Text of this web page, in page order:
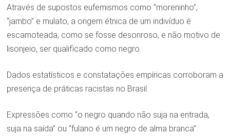
Através de supostos eufemismos como “moreninho”,
“jambo” e mulato, a origem étnica de um indivíduo é
escamoteada; como se fosse desonroso, e não motivo de
lisonjeio, ser qualificado como negro.
Dados estatísticos e constatações empíricas corroboram a
presença de práticas racistas no Brasil.
Expressões como “o negro quando não suja na entrada,
suja na saída” ou “fulano é um negro de alma branca”